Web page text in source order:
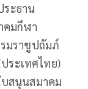
ระธาน
คมกีฬา
มราชูปถัมภ์
ระเทศไทย)
สนุนสมาคม